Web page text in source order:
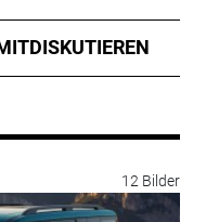
12 Bilder